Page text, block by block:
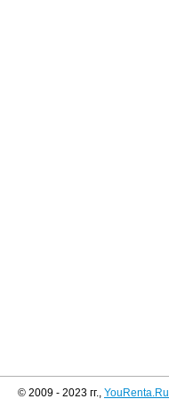
© 2009 - 2023 гг., YouRenta.Ru